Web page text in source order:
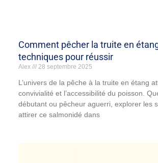
Comment pêcher la truite en
techniques pour réussir
Alex 28 septembre 2025
L’univers de la pêche à la truite en étang
convivialité et l’accessibilité du poisson.
débutant ou pêcheur aguerri, explorer les
attirer ce salmonidé dans